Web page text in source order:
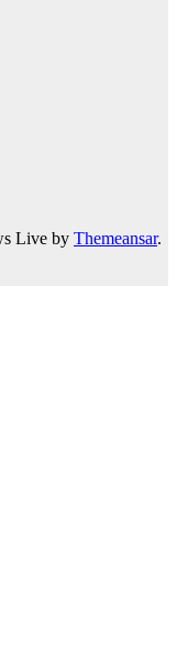
Live by Themeansar.